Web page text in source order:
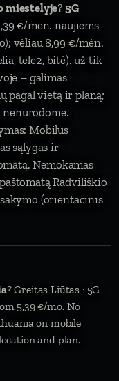
miestelyje?5G
€/mėn. naujiems
vėliau 8,99 €/mėn.
tele2, bitė). už tik
– galimas
pagal vietą ir planą;
Mobilus
sąlygas ir
Nemokamas
Radviliškio
(orientacinis
? Greitas Liūtas · 5G
5,39 €/mo. No
on mobile
and plan.